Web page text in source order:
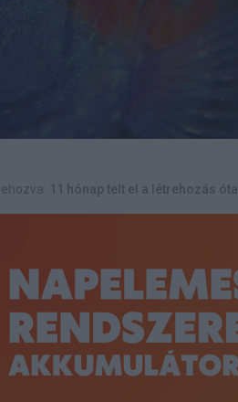
11 hónap telt el a létrehozás óta